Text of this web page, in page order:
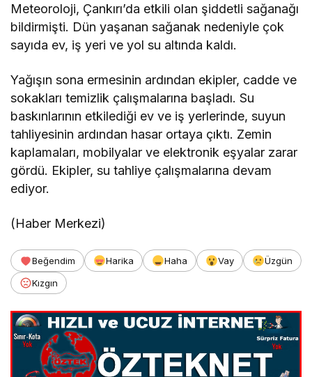
Meteoroloji, Çankırı’da etkili olan şiddetli sağanağı
bildirmişti. Dün yaşanan sağanak nedeniyle çok
sayıda ev, iş yeri ve yol su altında kaldı.
Yağışın sona ermesinin ardından ekipler, cadde ve
sokakları temizlik çalışmalarına başladı. Su
baskınlarının etkilediği ev ve iş yerlerinde, suyun
tahliyesinin ardından hasar ortaya çıktı. Zemin
kaplamaları, mobilyalar ve elektronik eşyalar zarar
gördü. Ekipler, su tahliye çalışmalarına devam
ediyor.
(Haber Merkezi)
Beğendim Harika Haha Vay
Üzgün
Kızgın